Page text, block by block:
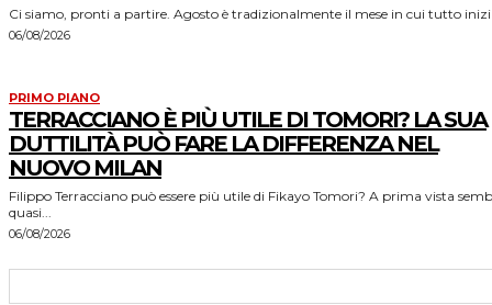
Ci siamo, pronti a partire. Agosto è tradizionalmente il mese in cui tutto
06/08/2026
PRIMO PIANO
TERRACCIANO È PIÙ UTILE DI TOMORI? LA SUA
DUTTILITÀ PUÒ FARE LA DIFFERENZA NEL
NUOVO MILAN
Filippo Terracciano può essere più utile di Fikayo Tomori? A prima vista
quasi...
06/08/2026